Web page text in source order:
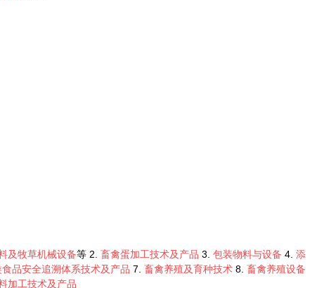
及牧草机械设备等 2. 畜禽蛋加工技术及产品 3. 包装物料与设备 4. 添
食品安全追溯体系技术及产品 7. 畜禽养殖及育种技术 8. 畜禽养殖设备
加工技术及产品